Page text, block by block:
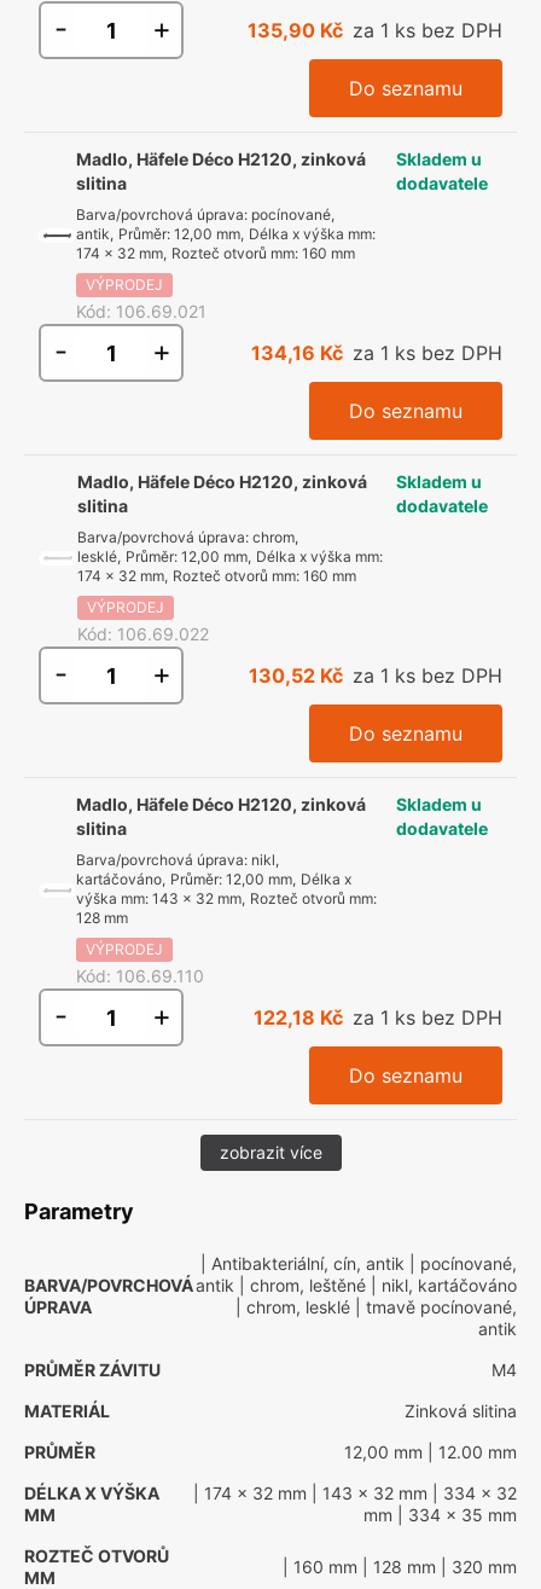
- + 135,90 Kč za 1 ks bez DPH
Do seznamu
Madlo, Häfele Déco H2120, zinková
slitina
Barva/povrchová úprava: pocínované,
antik, Průměr:12,00 mm, Délka x výška mm:
174 x 32 mm, Rozteč otvorů mm:160 mm
VÝPRODEJ
Kód: 106.69.021
Skladem u
dodavatele
- + 134,16 Kč za 1 ks bez DPH
Do seznamu
Madlo, Häfele Déco H2120, zinková
slitina
Barva/povrchová úprava:chrom,
lesklé, Průměr:12,00 mm, Délka x výška mm:
174 x 32 mm, Rozteč otvorů mm:160 mm
VÝPRODEJ
Kód: 106.69.022
Skladem u
dodavatele
- + 130,52 Kč za 1 ks bez DPH
Do seznamu
Madlo, Häfele Déco H2120, zinková
slitina
Barva/povrchová úprava: nikl,
kartáčováno, Průměr:12,00 mm, Délka x
výška mm:143 x 32 mm, Rozteč otvorů mm:
128 mm
VÝPRODEJ
Kód: 106.69.110
Skladem u
dodavatele
- + 122,18 Kč za 1 ks bez DPH
Do seznamu
zobrazit více
Parametry
BARVA/POVRCHOVÁ
ÚPRAVA
| Antibakteriální, cín, antik | pocínované,
antik | chrom, leštěné | nikl, kartáčováno
| chrom, lesklé | tmavě pocínované,
antik
PRŮMĚR ZÁVITU
M4
MATERIÁL
Zinková slitina
PRŮMĚR
12,00 mm | 12.00 mm
DÉLKA X VÝŠKA
MM
| 174 x 32 mm | 143 x 32 mm | 334 x 32
mm | 334 x 35 mm
ROZTEČ OTVORŮ
MM
| 160 mm | 128 mm | 320 mm